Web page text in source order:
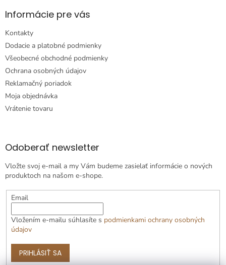
Informácie pre vás
Kontakty
Dodacie a platobné podmienky
Všeobecné obchodné podmienky
Ochrana osobných údajov
Reklamačný poriadok
Moja objednávka
Vrátenie tovaru
Odoberať newsletter
Vložte svoj e-mail a my Vám budeme zasielať informácie o nových
produktoch na našom e-shope.
Email
Vložením e-mailu súhlasíte s podmienkami ochrany osobných
údajov
PRIHLÁSIŤ SA